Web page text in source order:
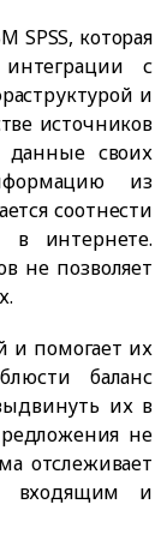
SPSS, которая
с
и
источников
данные своих
из
соотнести
в интернете.
не позволяет
и помогает их
баланс
их в
не
отслеживает
входящим и